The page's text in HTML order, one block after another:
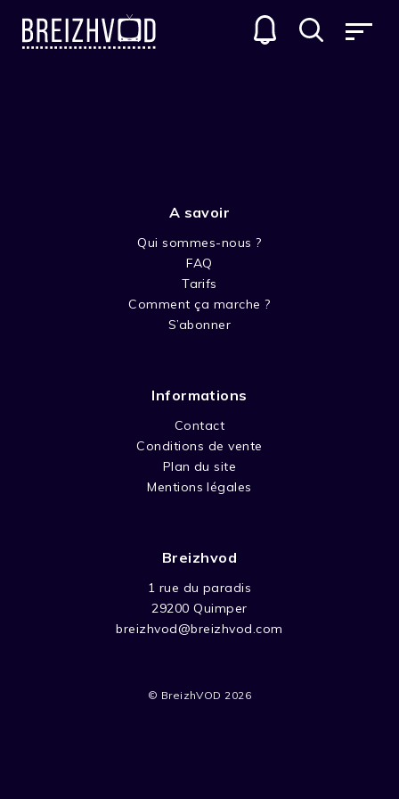
A savoir
Qui sommes-nous ?
FAQ
Tarifs
Comment ça marche ?
S’abonner
Informations
Contact
Conditions de vente
Plan du site
Mentions légales
Breizhvod
1 rue du paradis
29200 Quimper
breizhvod@breizhvod.com
© BreizhVOD 2026